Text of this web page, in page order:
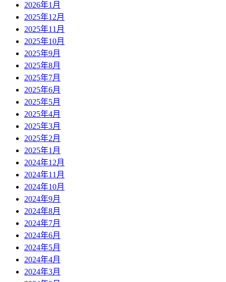
2026年1月
2025年12月
2025年11月
2025年10月
2025年9月
2025年8月
2025年7月
2025年6月
2025年5月
2025年4月
2025年3月
2025年2月
2025年1月
2024年12月
2024年11月
2024年10月
2024年9月
2024年8月
2024年7月
2024年6月
2024年5月
2024年4月
2024年3月